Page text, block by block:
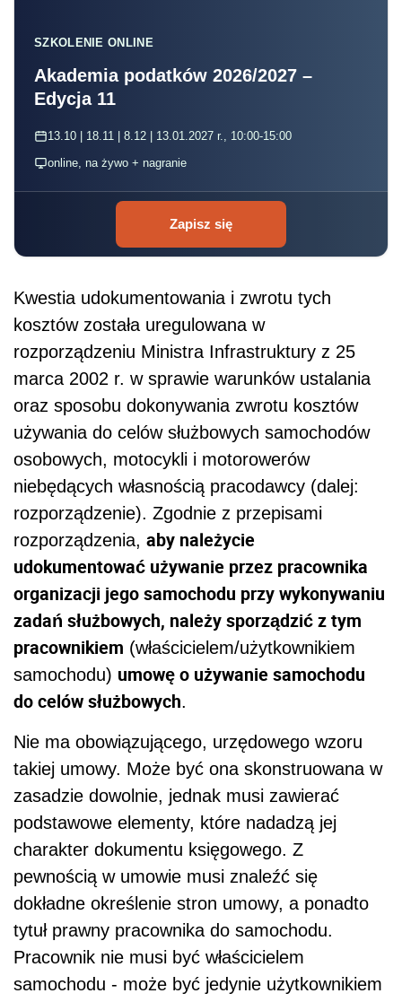
SZKOLENIE ONLINE
Akademia podatków 2026/2027 –
Edycja 11
13.10 | 18.11 | 8.12 | 13.01.2027 r., 10:00-15:00
online, na żywo + nagranie
Zapisz się
Kwestia udokumentowania i zwrotu tych
kosztów została uregulowana w
rozporządzeniu Ministra Infrastruktury z 25
marca 2002 r. w sprawie warunków ustalania
oraz sposobu dokonywania zwrotu kosztów
używania do celów służbowych samochodów
osobowych, motocykli i motorowerów
niebędących własnością pracodawcy (dalej:
rozporządzenie). Zgodnie z przepisami
rozporządzenia, aby należycie
udokumentować używanie przez pracownika
organizacji jego samochodu przy wykonywaniu
zadań służbowych, należy sporządzić z tym
pracownikiem (właścicielem/użytkownikiem
samochodu) umowę o używanie samochodu
do celów służbowych.
Nie ma obowiązującego, urzędowego wzoru
takiej umowy. Może być ona skonstruowana w
zasadzie dowolnie, jednak musi zawierać
podstawowe elementy, które nadadzą jej
charakter dokumentu księgowego. Z
pewnością w umowie musi znaleźć się
dokładne określenie stron umowy, a ponadto
tytuł prawny pracownika do samochodu.
Pracownik nie musi być właścicielem
samochodu - może być jedynie użytkownikiem